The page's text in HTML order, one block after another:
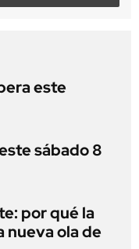
este
sábado 8
por qué la
nueva ola de